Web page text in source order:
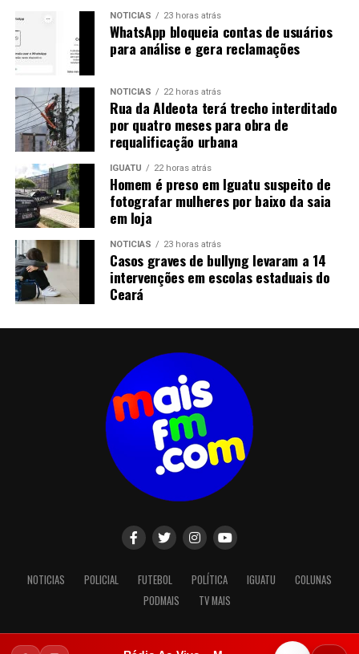
NOTICIAS 23 horas atrás
WhatsApp bloqueia contas de usuários
para análise e gera reclamações
NOTICIAS 22 horas atrás
Rua da Aldeota terá trecho interditado
por quatro meses para obra de
requalificação urbana
IGUATU 22 horas atrás
Homem é preso em Iguatu suspeito de
fotografar mulheres por baixo da saia
em loja
NOTICIAS 23 horas atrás
Casos graves de bullyng levaram a 14
intervenções em escolas estaduais do
Ceará
NOTICIAS POLICIAL FUTEBOL POLÍTICA IGUATU
COLUNAS
PODMAIS
TV MAIS